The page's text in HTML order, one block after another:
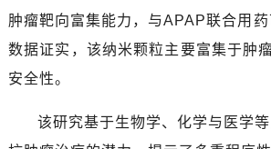
肿瘤靶向富集能力，与APAP联合用
数据证实，该纳米颗粒主要富集于肿
安全性。
该研究基于生物学、化学与医学